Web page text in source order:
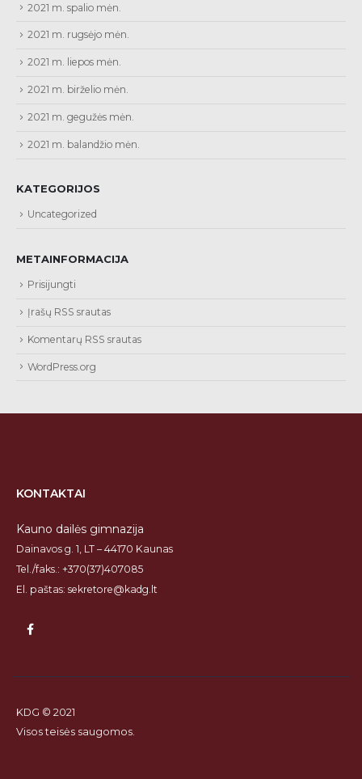
2021 m. spalio mėn.
2021 m. rugsėjo mėn.
2021 m. liepos mėn.
2021 m. birželio mėn.
2021 m. gegužės mėn.
2021 m. balandžio mėn.
KATEGORIJOS
Uncategorized
METAINFORMACIJA
Prisijungti
Įrašų RSS srautas
Komentarų RSS srautas
WordPress.org
KONTAKTAI
Kauno dailės gimnazija
Dainavos g. 1, LT – 44170 Kaunas
Tel./faks.: +370(37)407085
El. paštas: sekretore@kadg.lt
KDG © 2021
Visos teisės saugomos.